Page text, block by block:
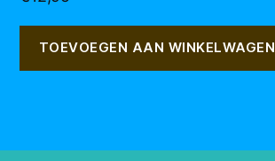
TOEVOEGEN AAN WINKELWAGEN